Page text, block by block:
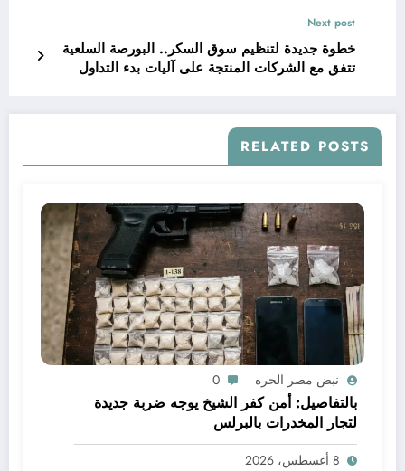
Next post
خطوة جديدة لتنظيم سوق السكر.. البورصة السلعية
تتفق مع الشركات المنتجة على آليات بدء التداول
RELATED POSTS
نبض مصر الحره 0
بالتفاصيل: أمن كفر الشيخ يوجه ضربة جديدة
لتجار المخدرات بالبرلس
8 أغسطس، 2026